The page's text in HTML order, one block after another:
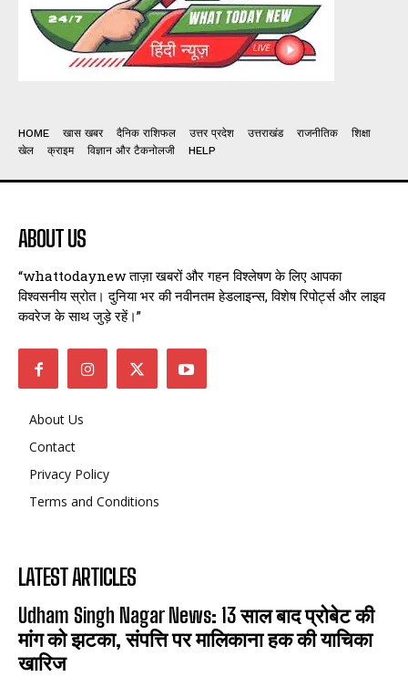
HOME खास खबर दैनिक राशिफल उत्तर प्रदेश उत्तराखंड राजनीतिक
शिक्षा
खेल
क्राइम विज्ञान और टैकनोलजी HELP
ABOUT US
“whattodaynew ताज़ा खबरों और गहन विश्लेषण के लिए आपका
विश्वसनीय स्रोत। दुनिया भर की नवीनतम हेडलाइन्स, विशेष रिपोर्ट्स और लाइव
कवरेज के साथ जुड़े रहें।”
About Us
Contact
Privacy Policy
Terms and Conditions
LATEST ARTICLES
Udham Singh Nagar News: 13 साल बाद प्रोबेट की
मांग को झटका, संपत्ति पर मालिकाना हक की याचिका
खारिज